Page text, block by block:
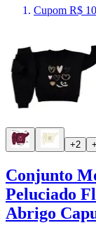
Cupom R$
+2
Conjunto
Peluciado
Abrigo